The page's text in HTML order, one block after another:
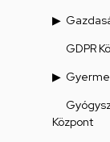
GDPR
Központ